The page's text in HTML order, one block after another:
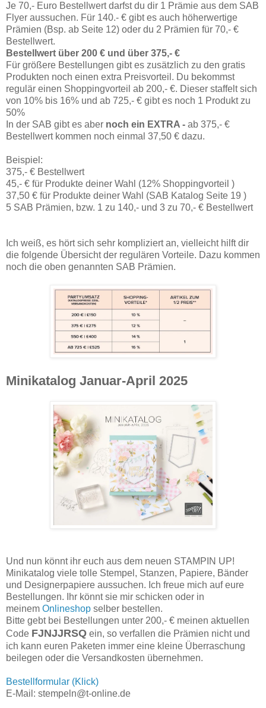
Je 70,- Euro Bestellwert darfst du dir 1 Prämie aus dem SAB
Flyer aussuchen. Für 140.- € gibt es auch höherwertige
Prämien (Bsp. ab Seite 12) oder du 2 Prämien für 70,- €
Bestellwert.
Bestellwert über 200 € und über 375,- €
Für größere Bestellungen gibt es zusätzlich zu den gratis
Produkten noch einen extra Preisvorteil. Du bekommst
regulär einen Shoppingvorteil ab 200,- €. Dieser staffelt sich
von 10% bis 16% und ab 725,- € gibt es noch 1 Produkt zu
50%
In der SAB gibt es aber noch ein EXTRA - ab 375,- €
Bestellwert kommen noch einmal 37,50 € dazu.
Beispiel:
375,- € Bestellwert
45,- € für Produkte deiner Wahl (12% Shoppingvorteil )
37,50 € für Produkte deiner Wahl (SAB Katalog Seite 19 )
5 SAB Prämien, bzw. 1 zu 140,- und 3 zu 70,- € Bestellwert
Ich weiß, es hört sich sehr kompliziert an, vielleicht hilft dir
die folgende Übersicht der regulären Vorteile. Dazu kommen
noch die oben genannten SAB Prämien.
Minikatalog Januar-April 2025
Und nun könnt ihr euch aus dem neuen STAMPIN UP!
Minikatalog viele tolle Stempel, Stanzen, Papiere, Bänder
und Designerpapiere aussuchen. Ich freue mich auf eure
Bestellungen. Ihr könnt sie mir schicken oder in
meinem Onlineshop selber bestellen.
Bitte gebt bei Bestellungen unter 200,- € meinen aktuellen
Code FJNJJRSQ ein, so verfallen die Prämien nicht und
ich kann euren Paketen immer eine kleine Überraschung
beilegen oder die Versandkosten übernehmen.
Bestellformular (Klick)
E-Mail: stempeln@t-online.de